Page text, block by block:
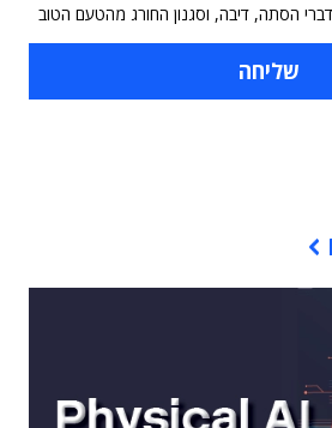
הסתה, דיבה, וסגנון החורג מהטעם הטוב